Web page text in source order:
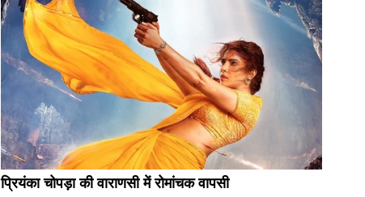
प्रियंका चोपड़ा की वाराणसी में रोमांचक वापसी